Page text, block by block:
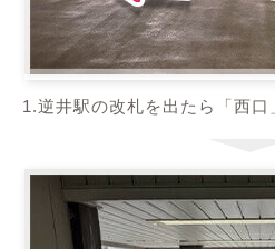
1.逆井駅の改札を出たら「西口